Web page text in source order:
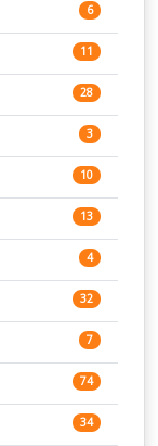
3
169
7
4
133
146
231
134
2
153
345
6
11
28
3
10
13
4
32
7
74
34